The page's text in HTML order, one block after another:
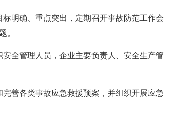
明确、重点突出，定期召开事故防范工作会
。
全管理人员，企业主要负责人、安全生产管
善各类事故应急救援预案，并组织开展应急